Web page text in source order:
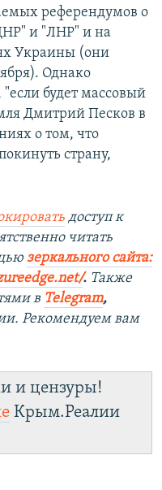
референдумов о
и "ЛНР" и на
Украины (они
Однако
будет массовый
Дмитрий Песков в
о том, что
страну,
доступ к
читать
зеркального сайта:
. ​ Также
в Telegram,
Рекомендуем вам
и цензуры!
Крым.Реалии